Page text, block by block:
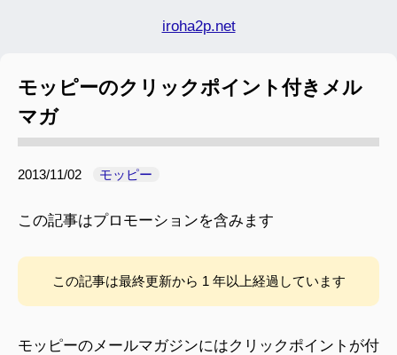
モッピーのクリックポイント付きメル
マガ
2013/11/02 モッピー
この記事はプロモーションを含みます
この記事は最終更新から 1 年以上経過しています
モッピーのメールマガジンにはクリックポイントが付
iroha2p.net